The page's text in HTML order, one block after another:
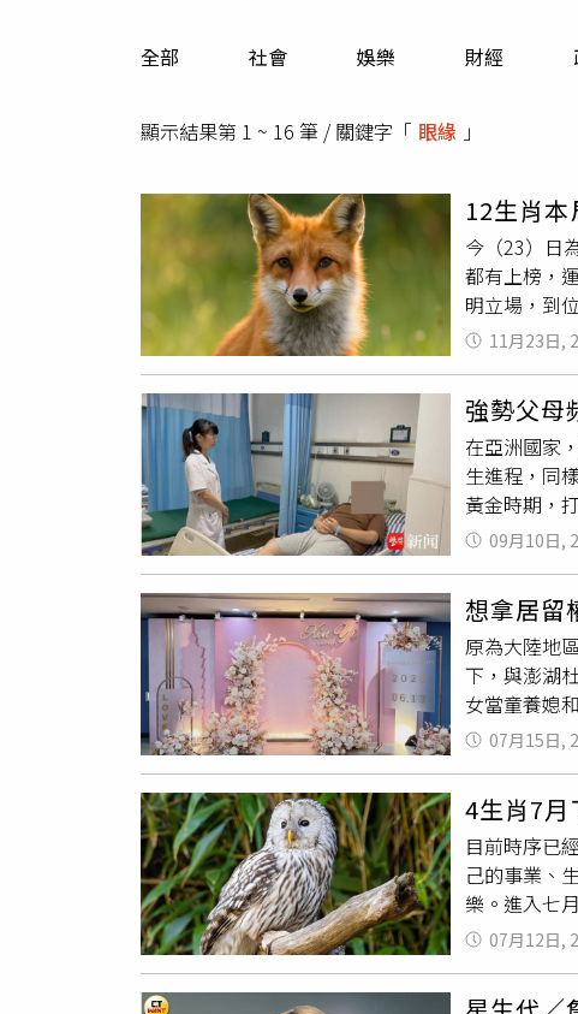
全部 社會 娛樂 財經
顯示結果第 1 ~ 16 筆 / 關鍵字「 眼緣 」
12生肖
今（23）日
都有上榜，
明立場，到
助的主張和
事關係緊
不怕火煉
深入研究方
的投資理財
都心甘情願
莫名掉下來
訊，有機會
加油，建議
動，無論是
要多補水，
或是
11月23日,
強勢父
在亞洲國家
生進程，同
黃金時期，
來，這名男
終只好住
友合夥創業
子，小黃的
他安排相親
拓市場、開
親大多都話
望至少能
倍增。去
發作要持續
多次為他撥
他不敢獨自
冷汗直冒。
市第三人民
所謂的「恐
療，醫生認
09月10日,
想拿居留
原為大陸地
下，與澎湖
女當童養媳
處黃俊琿應
妹、仝男
而認識仝
程」，為能
旅遊時，順
身，有配合
2021年7月
到台北市信
言聽計從」
07月15日,
4生肖7
目前時序已
己的事業、
樂。進入七
找到新的商
能夠享受
讓他們的
07月12日,